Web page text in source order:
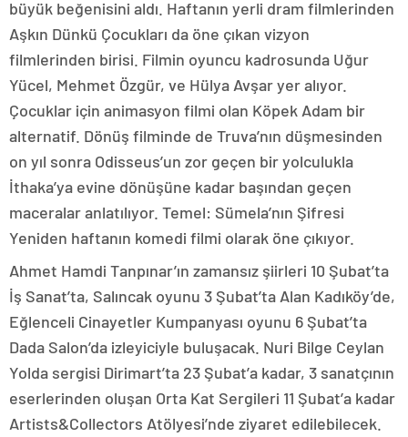
büyük beğenisini aldı. Haftanın yerli dram filmlerinden
Aşkın Dünkü Çocukları da öne çıkan vizyon
filmlerinden birisi. Filmin oyuncu kadrosunda Uğur
Yücel, Mehmet Özgür, ve Hülya Avşar yer alıyor.
Çocuklar için animasyon filmi olan Köpek Adam bir
alternatif. Dönüş filminde de Truva’nın düşmesinden
on yıl sonra Odisseus’un zor geçen bir yolculukla
İthaka’ya evine dönüşüne kadar başından geçen
maceralar anlatılıyor. Temel: Sümela’nın Şifresi
Yeniden haftanın komedi filmi olarak öne çıkıyor.
Ahmet Hamdi Tanpınar’ın zamansız şiirleri 10 Şubat’ta
İş Sanat’ta, Salıncak oyunu 3 Şubat’ta Alan Kadıköy’de,
Eğlenceli Cinayetler Kumpanyası oyunu 6 Şubat’ta
Dada Salon’da izleyiciyle buluşacak. Nuri Bilge Ceylan
Yolda sergisi Dirimart’ta 23 Şubat’a kadar, 3 sanatçının
eserlerinden oluşan Orta Kat Sergileri 11 Şubat’a kadar
Artists&Collectors Atölyesi’nde ziyaret edilebilecek.